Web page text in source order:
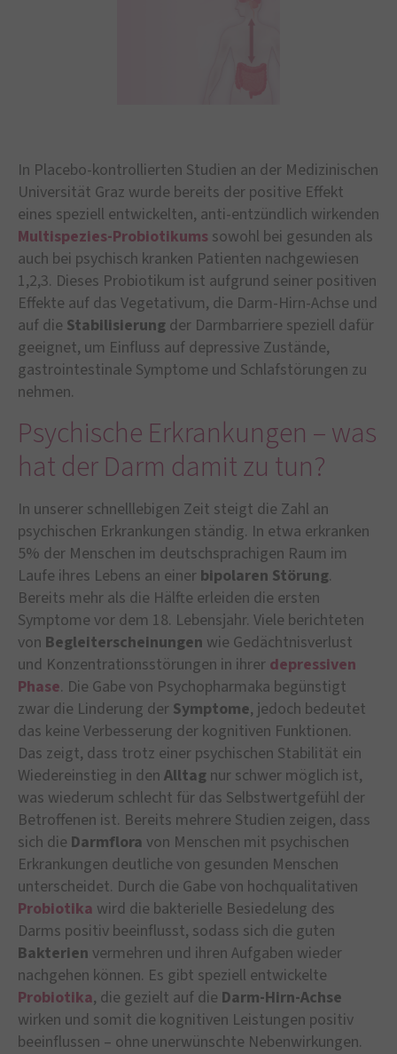
In Placebo-kontrollierten Studien an der Medizinischen
Universität Graz wurde bereits der positive Effekt
eines speziell entwickelten, anti-entzündlich wirkenden
Multispezies-Probiotikums sowohl bei gesunden als
auch bei psychisch kranken Patienten nachgewiesen
1,2,3. Dieses Probiotikum ist aufgrund seiner positiven
Effekte auf das Vegetativum, die Darm-Hirn-Achse und
auf die Stabilisierung der Darmbarriere speziell dafür
geeignet, um Einfluss auf depressive Zustände,
gastrointestinale Symptome und Schlafstörungen zu
nehmen.
Psychische Erkrankungen – was
hat der Darm damit zu tun?
In unserer schnelllebigen Zeit steigt die Zahl an
psychischen Erkrankungen ständig. In etwa erkranken
5% der Menschen im deutschsprachigen Raum im
Laufe ihres Lebens an einer bipolaren Störung.
Bereits mehr als die Hälfte erleiden die ersten
Symptome vor dem 18. Lebensjahr. Viele berichteten
von Begleiterscheinungen wie Gedächtnisverlust
und Konzentrationsstörungen in ihrer depressiven
Phase. Die Gabe von Psychopharmaka begünstigt
zwar die Linderung der Symptome, jedoch bedeutet
das keine Verbesserung der kognitiven Funktionen.
Das zeigt, dass trotz einer psychischen Stabilität ein
Wiedereinstieg in den Alltag nur schwer möglich ist,
was wiederum schlecht für das Selbstwertgefühl der
Betroffenen ist. Bereits mehrere Studien zeigen, dass
sich die Darmflora von Menschen mit psychischen
Erkrankungen deutliche von gesunden Menschen
unterscheidet. Durch die Gabe von hochqualitativen
Probiotika wird die bakterielle Besiedelung des
Darms positiv beeinflusst, sodass sich die guten
Bakterien vermehren und ihren Aufgaben wieder
nachgehen können. Es gibt speziell entwickelte
Probiotika, die gezielt auf die Darm-Hirn-Achse
wirken und somit die kognitiven Leistungen positiv
beeinflussen – ohne unerwünschte Nebenwirkungen.